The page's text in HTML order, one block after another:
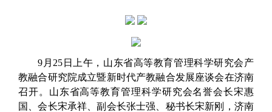
9月25日上午，山东省高等教育管理科学研究会产
教融合研究院成立暨新时代产教融合发展座谈会在济南
召开。 山东省高等教育管理科学研究会名誉会长宋惠
国、会长宋承祥、副会长张士强、秘书长宋新刚，济南